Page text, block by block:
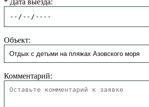
Объект:
Комментарий: